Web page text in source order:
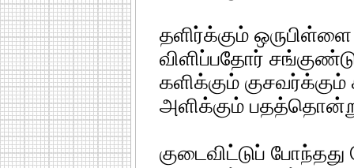
தளிர்க்கும்
விளிப்பதோர்
களிக்கும் குசவர்க்கும்
அளிக்கும்
குடைவிட்டுப்